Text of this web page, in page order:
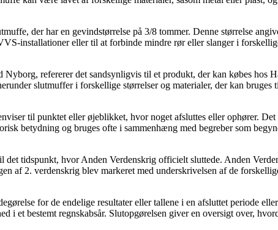
der har en gevindstørrelse på 3/8 tommer. Denne størrelse
installationer eller til at forbinde mindre rør eller slanger i
Nyborg, refererer det sandsynligvis til et produkt, der kan købes
slutmuffer i forskellige størrelser og materialer, der kan bruges
til punktet eller øjeblikket, hvor noget afsluttes eller ophører.
betydning og bruges ofte i sammenhæng med begreber som
det tidspunkt, hvor Anden Verdenskrig officielt sluttede. Anden
af 2. verdenskrig blev markeret med underskrivelsen af de
for de endelige resultater eller tallene i en afsluttet periode
i et bestemt regnskabsår. Slutopgørelsen giver en oversigt over,